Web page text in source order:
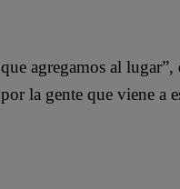
agregamos al
la gente que viene a